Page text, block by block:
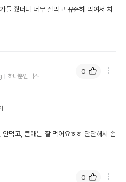
들 줬더니 너무 잘먹고 뀨준히 먹여서 치
하나뿐인 믹스
먹고, 큰애는 잘 먹어요ㅎㅎ 단단해서 손
0
0